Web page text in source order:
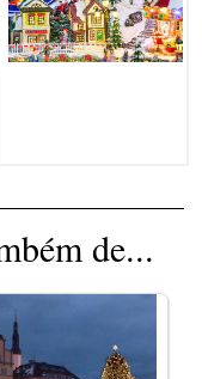
de...